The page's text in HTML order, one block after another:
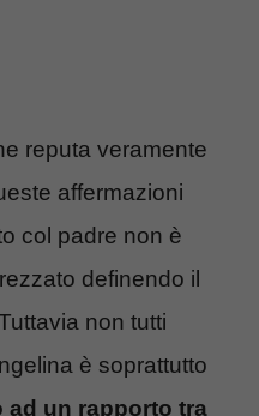
reputa veramente
affermazioni
col padre non è
definendo il
non tutti
è soprattutto
ad un rapporto tra